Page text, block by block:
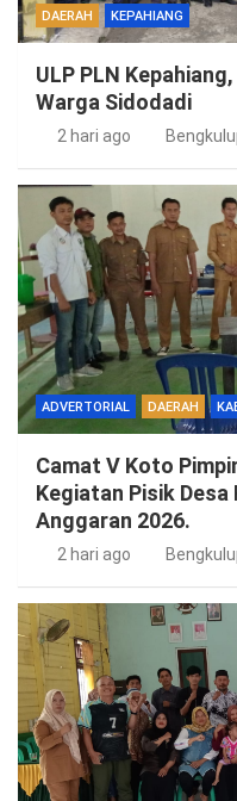
DAERAH KEPAHIANG
ULP PLN
Warga Sidodadi
2 hari ago
ADVERTORIAL DAERAH
Camat V Koto
Kegiatan Pisik Desa
Anggaran 2026.
2 hari ago